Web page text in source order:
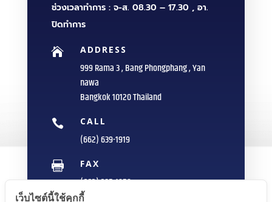
ช่วงเวลาทำการ : จ-ส. 08.30 – 17.30 , อา.
ปิดทำการ
 ADDRESS
999 Rama 3 , Bang Phongphang , Yan
nawa
Bangkok 10120 Thailand
 CALL
(662) 639-1919
 FAX
(662) 235-1959
เว็บไซต์นี้ใช้คุกกี้